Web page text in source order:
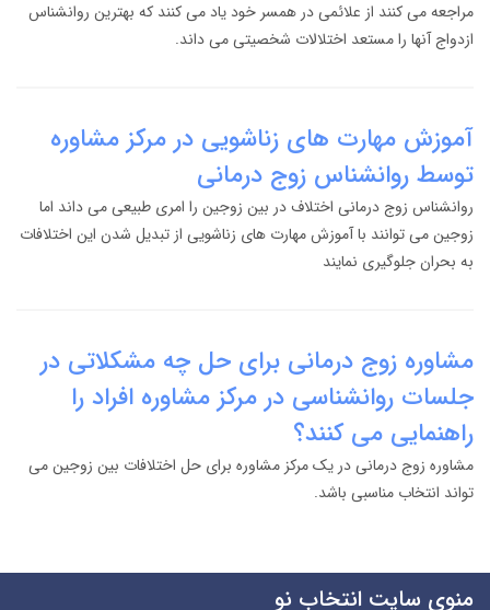
مراجعه می کنند از علائمی در همسر خود یاد می کنند که بهترین روانشناس
ازدواج آنها را مستعد اختلالات شخصیتی می داند.
آموزش مهارت های زناشویی در مرکز مشاوره
توسط روانشناس زوج درمانی
روانشناس زوج درمانی اختلاف در بین زوجین را امری طبیعی می داند اما
زوجین می توانند با آموزش مهارت های زناشویی از تبدیل شدن این اختلافات
به بحران جلوگیری نمایند
مشاوره زوج درمانی برای حل چه مشکلاتی در
جلسات روانشناسی در مرکز مشاوره افراد را
راهنمایی می کنند؟
مشاوره زوج درمانی در یک مرکز مشاوره برای حل اختلافات بین زوجین می
تواند انتخاب مناسبی باشد.
منوی سایت انتخاب نو